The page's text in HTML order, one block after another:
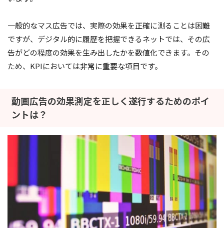
一般的なマス広告では、実際の効果を正確に測ることは困難
ですが、デジタル的に履歴を把握できるネットでは、その広
告がどの程度の効果を生み出したかを数値化できます。その
ため、KPIにおいては非常に重要な項目です。
動画広告の効果測定を正しく遂行するためのポイ
ントは？